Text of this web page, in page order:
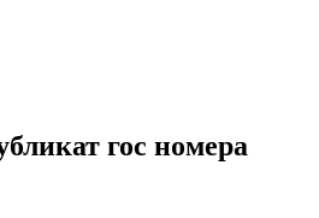
гос номера